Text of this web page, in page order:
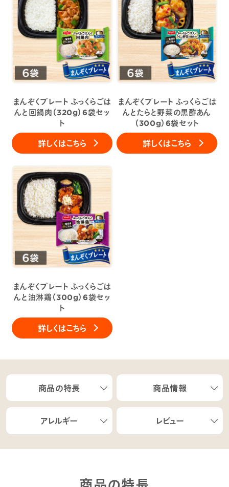
まんぞくプレート ふっくらごは
んと回鍋肉（320g）6袋セッ
ト
詳しくはこちら
まんぞくプレート ふっくらごは
んとたらと野菜の黒酢あん
（300g）6袋セット
詳しくはこちら
まんぞくプレート ふっくらごは
んと油淋鶏（300g）6袋セッ
ト
詳しくはこちら
商品の特長 商品情報
アレルギー レビュー